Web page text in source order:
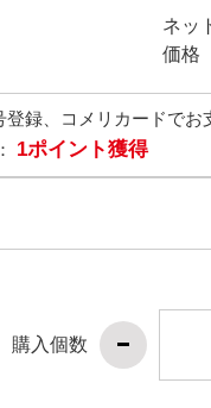
ネッ
価格
登録、コメリカードでお
1ポイント獲得
購入個数